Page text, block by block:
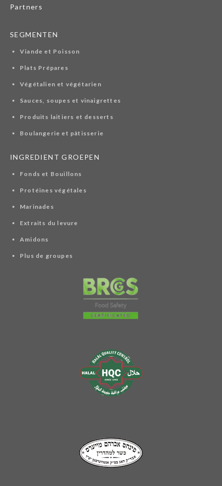
Partners
SEGMENTEN
Viande et Poisson
Plats Prépares
Végétalien et végétarien
Sauces, soupes et vinaigrettes
Produits laitiers et desserts
Boulangerie et pâtisserie
INGREDIENT GROEPEN
Fonds et Bouillons
Protéines végétales
Marinades
Extraits du levure
Amidons
Plus de groupes